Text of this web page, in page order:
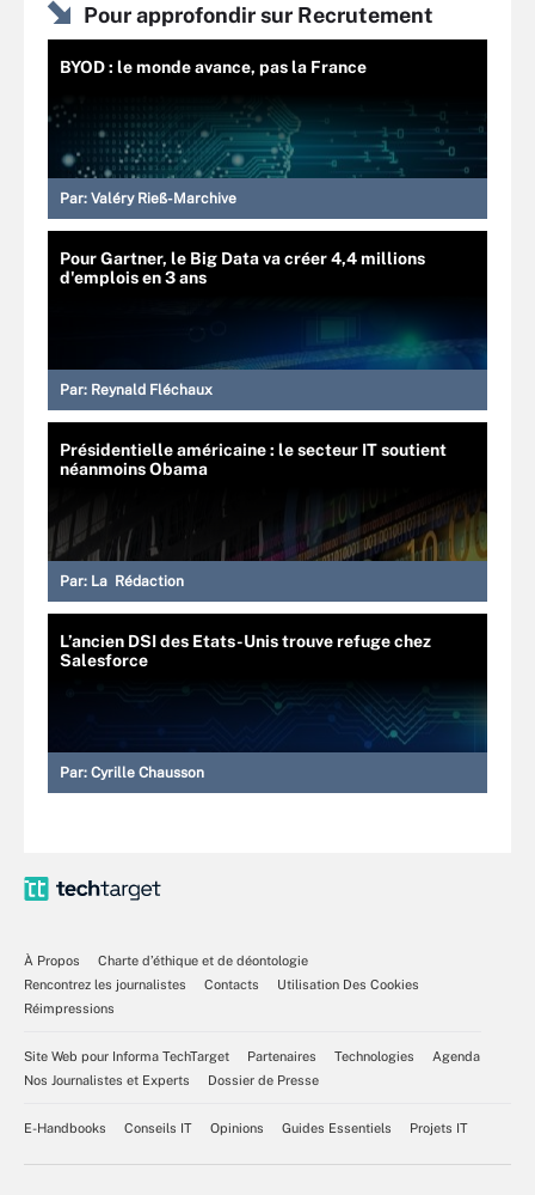
Pour approfondir sur Recrutement
BYOD : le monde avance, pas la France
Par: Valéry Rieß-Marchive
Pour Gartner, le Big Data va créer 4,4 millions
d'emplois en 3 ans
Par: Reynald Fléchaux
Présidentielle américaine : le secteur IT soutient
néanmoins Obama
Par: La Rédaction
L’ancien DSI des Etats-Unis trouve refuge chez
Salesforce
Par: Cyrille Chausson
À Propos
Charte d’éthique et de déontologie
Rencontrez les journalistes
Contacts
Utilisation Des Cookies
Réimpressions
Site Web pour Informa TechTarget Partenaires Technologies
Agenda
Nos Journalistes et Experts
Dossier de Presse
E-Handbooks Conseils IT Opinions Guides Essentiels Projets IT